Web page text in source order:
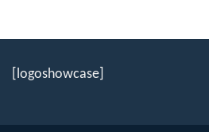
[logoshowcase]